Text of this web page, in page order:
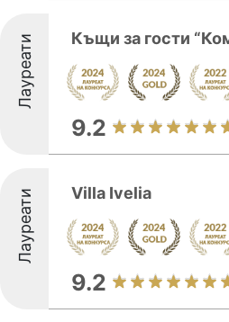
Лауреати Къщи за гости
9.2
Лауреати Villa Ivelia
9.2